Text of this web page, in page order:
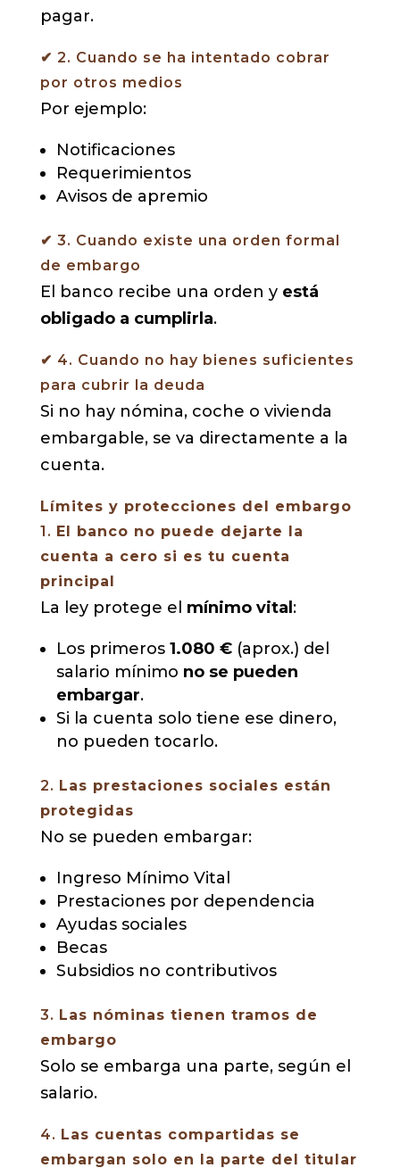
pagar.
✔ 2. Cuando se ha intentado cobrar
por otros medios
Por ejemplo:
Notificaciones
Requerimientos
Avisos de apremio
✔ 3. Cuando existe una orden formal
de embargo
El banco recibe una orden y está
obligado a cumplirla.
✔ 4. Cuando no hay bienes suficientes
para cubrir la deuda
Si no hay nómina, coche o vivienda
embargable, se va directamente a la
cuenta.
Límites y protecciones del embargo
1. El banco no puede dejarte la
cuenta a cero si es tu cuenta
principal
La ley protege el mínimo vital :
Los primeros 1.080 €(aprox.) del
salario mínimo no se pueden
embargar.
Si la cuenta solo tiene ese dinero,
no pueden tocarlo.
2. Las prestaciones sociales están
protegidas
No se pueden embargar:
Ingreso Mínimo Vital
Prestaciones por dependencia
Ayudas sociales
Becas
Subsidios no contributivos
3. Las nóminas tienen tramos de
embargo
Solo se embarga una parte, según el
salario.
4. Las cuentas compartidas se
embargan solo en la parte del titular